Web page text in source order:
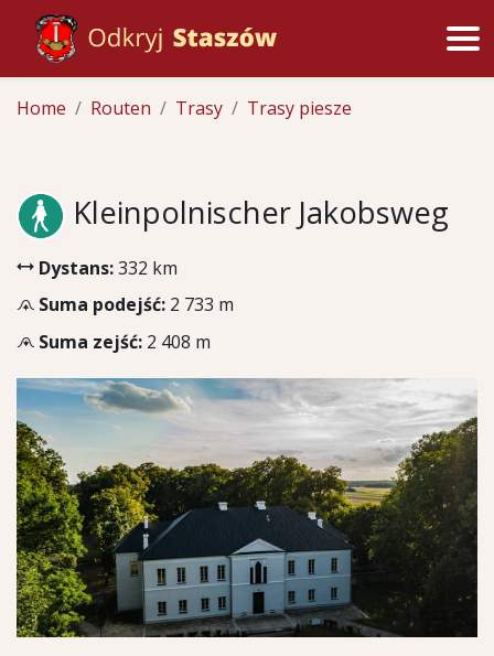
Home Routen Trasy Trasy piesze
Kleinpolnischer Jakobsweg
Dystans:332 km
Suma podejść: 2 733 m
Suma zejść: 2 408 m